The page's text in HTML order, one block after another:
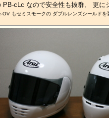
PB-cLc なので安全性も抜群、 更に
OV もセミスモークの ダブルレンズシールドを